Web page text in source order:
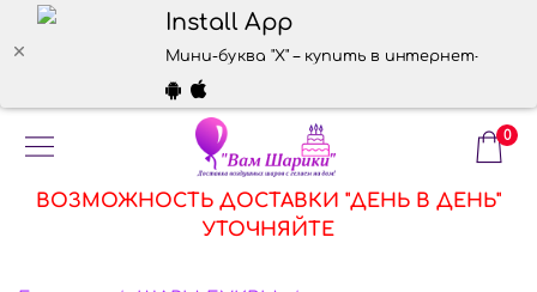
Install App
Мини-буква "Х" – купить в интернет-
0
ВОЗМОЖНОСТЬ ДОСТАВКИ "ДЕНЬ В ДЕНЬ"
УТОЧНЯЙТЕ